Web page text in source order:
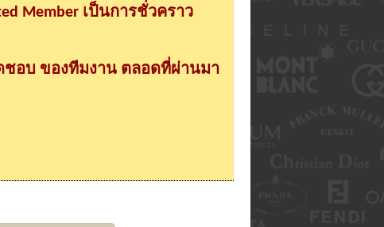
Member เป็นการชั่วคราว
อบ ของทีมงาน ตลอดที่ผ่านมา